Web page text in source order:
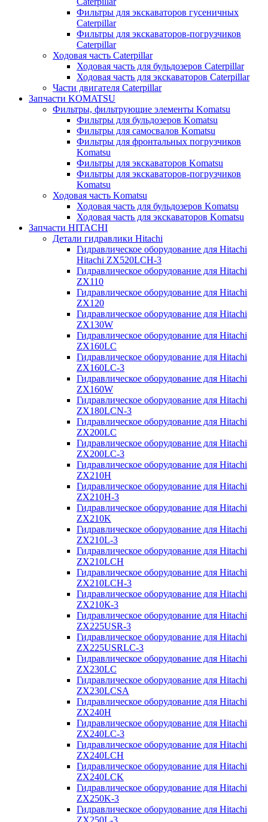
Фильтры для экскаваторов гусеничных
Caterpillar
Фильтры для экскаваторов-погрузчиков
Caterpillar
Ходовая часть Caterpillar
Ходовая часть для бульдозеров Caterpillar
Ходовая часть для экскаваторов Caterpillar
Части двигателя Caterpillar
Запчасти KOMATSU
Фильтры, фильтрующие элементы Komatsu
Фильтры для бульдозеров Komatsu
Фильтры для самосвалов Komatsu
Фильтры для фронтальных погрузчиков
Komatsu
Фильтры для экскаваторов Komatsu
Фильтры для экскаваторов-погрузчиков
Komatsu
Ходовая часть Komatsu
Ходовая часть для бульдозеров Komatsu
Ходовая часть для экскаваторов Komatsu
Запчасти HITACHI
Детали гидравлики Hitachi
Гидравлическое оборудование для Hitachi
Hitachi ZX520LCH-3
Гидравлическое оборудование для Hitachi
ZX110
Гидравлическое оборудование для Hitachi
ZX120
Гидравлическое оборудование для Hitachi
ZX130W
Гидравлическое оборудование для Hitachi
ZX160LC
Гидравлическое оборудование для Hitachi
ZX160LC-3
Гидравлическое оборудование для Hitachi
ZX160W
Гидравлическое оборудование для Hitachi
ZX180LCN-3
Гидравлическое оборудование для Hitachi
ZX200LC
Гидравлическое оборудование для Hitachi
ZX200LC-3
Гидравлическое оборудование для Hitachi
ZX210H
Гидравлическое оборудование для Hitachi
ZX210H-3
Гидравлическое оборудование для Hitachi
ZX210K
Гидравлическое оборудование для Hitachi
ZX210L-3
Гидравлическое оборудование для Hitachi
ZX210LCH
Гидравлическое оборудование для Hitachi
ZX210LCH-3
Гидравлическое оборудование для Hitachi
ZX210К-3
Гидравлическое оборудование для Hitachi
ZX225USR-3
Гидравлическое оборудование для Hitachi
ZX225USRLC-3
Гидравлическое оборудование для Hitachi
ZX230LC
Гидравлическое оборудование для Hitachi
ZX230LCSA
Гидравлическое оборудование для Hitachi
ZX240H
Гидравлическое оборудование для Hitachi
ZX240LC-3
Гидравлическое оборудование для Hitachi
ZX240LCH
Гидравлическое оборудование для Hitachi
ZX240LCK
Гидравлическое оборудование для Hitachi
ZX250K-3
Гидравлическое оборудование для Hitachi
ZX250L-3